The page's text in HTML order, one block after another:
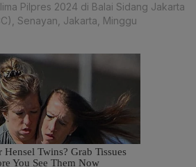
Pilpres 2024 di Balai Sidang Jakarta
Senayan, Jakarta, Minggu